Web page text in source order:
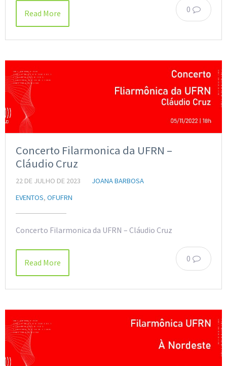
0
Read More
Concerto Filarmonica da UFRN –
Cláudio Cruz
22 DE JULHO DE 2023
JOANA BARBOSA
EVENTOS, OFUFRN
Concerto Filarmonica da UFRN – Cláudio Cruz
0
Read More